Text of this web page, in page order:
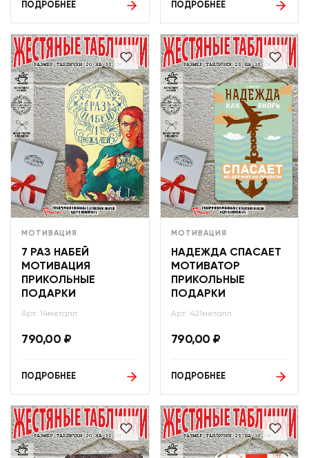
ПОДРОБНЕЕ ПОДРОБНЕЕ
МОТИВАЦИЯ
7 РАЗ НАБЕЙ
МОТИВАЦИЯ
ПРИКОЛЬНЫЕ
ПОДАРКИ
Арт: 14металл
790,00 ₽
ПОДРОБНЕЕ
МОТИВАЦИЯ
НАДЕЖДА СПАСАЕТ
МОТИВАТОР
ПРИКОЛЬНЫЕ
ПОДАРКИ
Арт: 421металл
790,00 ₽
ПОДРОБНЕЕ